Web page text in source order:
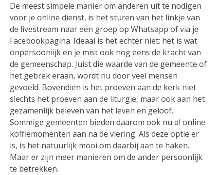
De meest simpele manier om anderen uit te nodigen
voor je online dienst, is het sturen van het linkje van
de livestream naar een groep op Whatsapp of via je
Facebookpagina. Ideaal is het echter niet: het is wat
onpersoonlijk en je mist ook nog eens de kracht van
de gemeenschap. Juist die waarde van de gemeente of
het gebrek eraan, wordt nu door veel mensen
gevoeld. Bovendien is het proeven aan de kerk niet
slechts het proeven aan de liturgie, maar ook aan het
gezamenlijk beleven van het leven en geloof.
Sommige gemeenten bieden daarom ook nu al online
koffiemomenten aan na de viering. Als deze optie er
is, is het natuurlijk mooi om daarbij aan te haken.
Maar er zijn meer manieren om de ander persoonlijk
te betrekken.